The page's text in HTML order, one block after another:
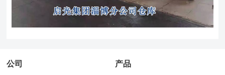
公司 产品